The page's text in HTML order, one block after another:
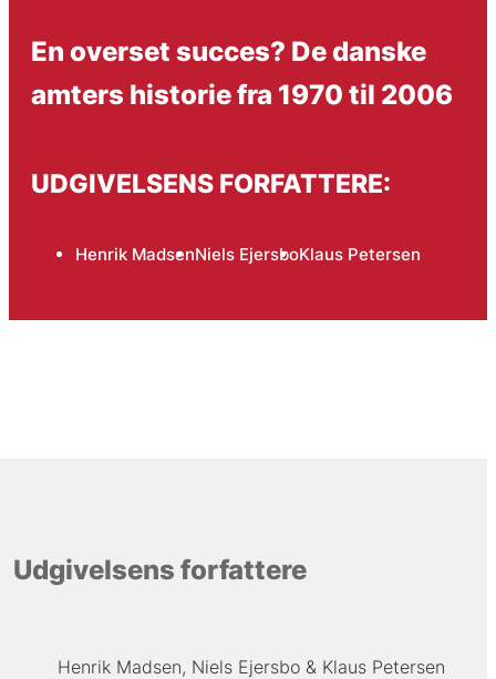
En overset succes? De danske
amters historie fra 1970 til 2006
UDGIVELSENS FORFATTERE:
Henrik MadsenNiels EjersboKlaus Petersen
Udgivelsens forfattere
Henrik Madsen Niels Ejersbo Klaus Petersen